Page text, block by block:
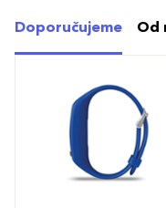
Doporučujeme Od